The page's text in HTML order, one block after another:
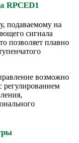
RPCED1
подаваемому на
сигнала
позволяет плавно
возможно
регулированием